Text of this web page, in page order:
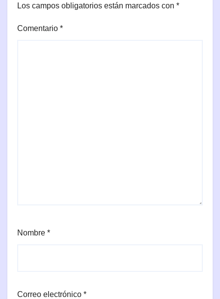
Los campos obligatorios están marcados con *
Comentario *
Nombre *
Correo electrónico *